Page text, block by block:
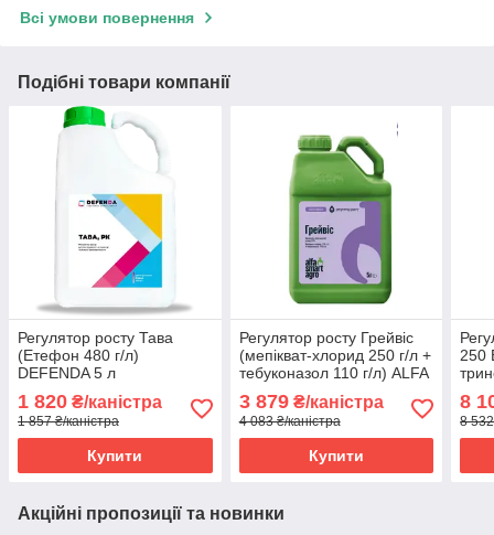
Всі умови повернення
Подібні товари компанії
Регулятор росту Тава
(Етефон 480 г/л)
DEFENDA 5 л
1 820 ₴/каністра
1 857 ₴/каністра
Купити
Регулятор росту Грейвіс
(мепікват-хлорид 250 г/л +
тебуконазол 110 г/л) ALFA
3 879₴/каністра
4 083 ₴/каністра
Купити
250
8
8
Акційні пропозиції та новинки